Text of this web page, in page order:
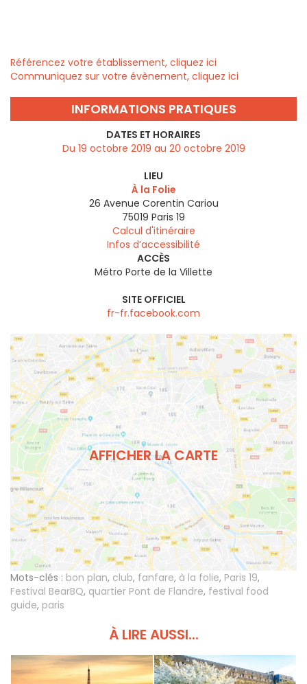
Référencez votre établissement, cliquez ici
Communiquez sur votre évènement, cliquez ici
INFORMATIONS PRATIQUES
DATES ET HORAIRES
Du 19 octobre 2019 au 20 octobre 2019
LIEU
À la Folie
26 Avenue Corentin Cariou
75019 Paris 19
Calcul d'itinéraire
Infos d’accessibilité
ACCÈS
Métro Porte de la Villette
SITE OFFICIEL
fr-fr.facebook.com
AFFICHER LA CARTE
Mots-clés : bon plan, club, fanfare, à la folie, Paris 19,
Festival BearBQ, quartier Pont de Flandre, festival food
guide, paris
À LIRE AUSSI...